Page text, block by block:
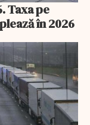
Taxa pe
în 2026